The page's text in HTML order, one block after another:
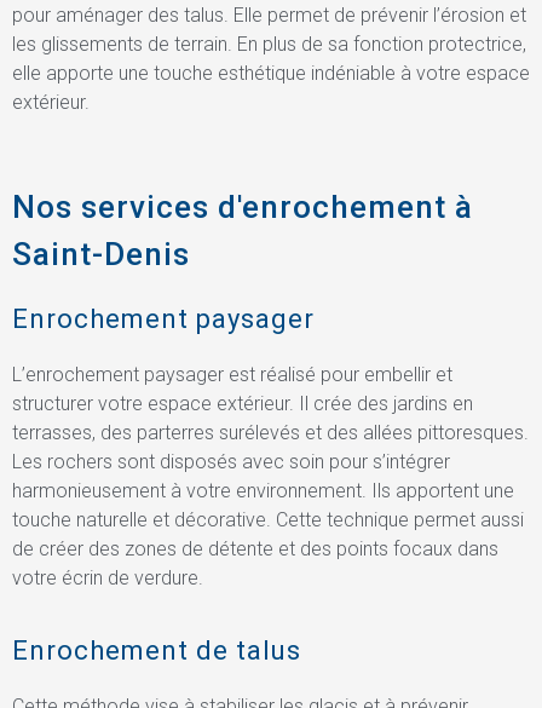
pour aménager des talus. Elle permet de prévenir l’érosion et
les glissements de terrain. En plus de sa fonction protectrice,
elle apporte une touche esthétique indéniable à votre espace
extérieur.
Nos services d'enrochement à
Saint-Denis
Enrochement paysager
L’enrochement paysager est réalisé pour embellir et
structurer votre espace extérieur. Il crée des jardins en
terrasses, des parterres surélevés et des allées pittoresques.
Les rochers sont disposés avec soin pour s’intégrer
harmonieusement à votre environnement. Ils apportent une
touche naturelle et décorative. Cette technique permet aussi
de créer des zones de détente et des points focaux dans
votre écrin de verdure.
Enrochement de talus